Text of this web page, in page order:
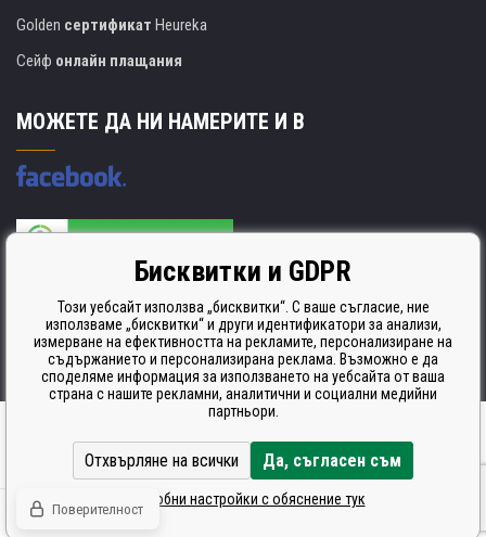
Golden сертификат Heureka
Сейф онлайн плащания
МОЖЕТЕ ДА НИ НАМЕРИТЕ И В
Производителят на касети е сертифициран
ISO 9001. ISO 14001 и STMC.
Ecommerce solutionsBINARGON.cz
© Всички права запазени CDRmarket.cz -
Бисквитки и GDPR
Този уебсайт използва „бисквитки“. С ваше съгласие, ние
използваме „бисквитки“ и други идентификатори за анализи,
измерване на ефективността на рекламите, персонализиране на
съдържанието и персонализирана реклама. Възможно е да
споделяме информация за използването на уебсайта от ваша
страна с нашите рекламни, аналитични и социални медийни
партньори.
Отхвърляне на всички Да, съгласен съм
Подробни настройки с обяснение тук
Поверителност